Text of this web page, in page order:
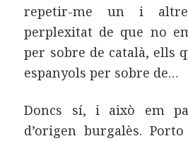
repetir-me un i
perplexitat de que no
per sobre de català, ells
espanyols per sobre de…
Doncs sí, i això em
d’origen burgalès.